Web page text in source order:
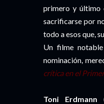
primero y último
sacrificarse por
todo a esos que,
Un filme
nominación,
crítica en el
Toni Erdmann